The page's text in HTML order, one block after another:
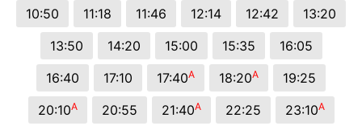
10:50 11:18 11:46 12:14 12:42
13:20
13:50
14:20 15:00 15:35
16:05
16:40
17:10 17:40A 18:20A
19:25
20:10A 20:55 21:40A 22:25 23:10A